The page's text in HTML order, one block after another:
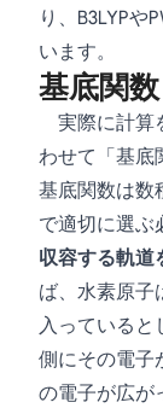
り、B3LYPや
います。
基底関
実際に計算
わせて「基底
基底関数は数
で適切に選ぶ
収容する軌道
ば、水素原子
入っていると
側にその電子
の電子が広が